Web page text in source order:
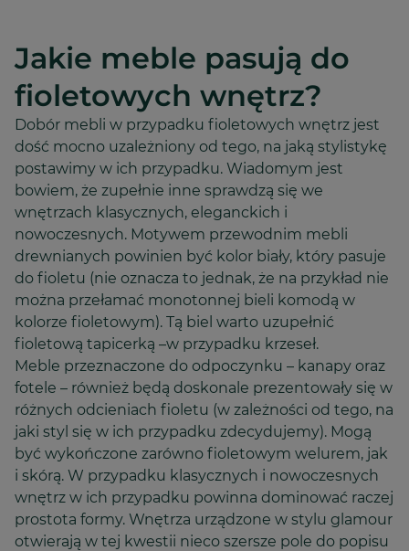
Jakie meble pasują do
fioletowych wnętrz?
Dobór mebli w przypadku fioletowych wnętrz jest
dość mocno uzależniony od tego, na jaką stylistykę
postawimy w ich przypadku. Wiadomym jest
bowiem, że zupełnie inne sprawdzą się we
wnętrzach klasycznych, eleganckich i
nowoczesnych. Motywem przewodnim mebli
drewnianych powinien być kolor biały, który pasuje
do fioletu (nie oznacza to jednak, że na przykład nie
można przełamać monotonnej bieli komodą w
kolorze fioletowym). Tą biel warto uzupełnić
fioletową tapicerką –w przypadku krzeseł.
Meble przeznaczone do odpoczynku – kanapy oraz
fotele – również będą doskonale prezentowały się w
różnych odcieniach fioletu (w zależności od tego, na
jaki styl się w ich przypadku zdecydujemy). Mogą
być wykończone zarówno fioletowym welurem, jak
i skórą. W przypadku klasycznych i nowoczesnych
wnętrz w ich przypadku powinna dominować raczej
prostota formy. Wnętrza urządzone w stylu glamour
otwierają w tej kwestii nieco szersze pole do popisu